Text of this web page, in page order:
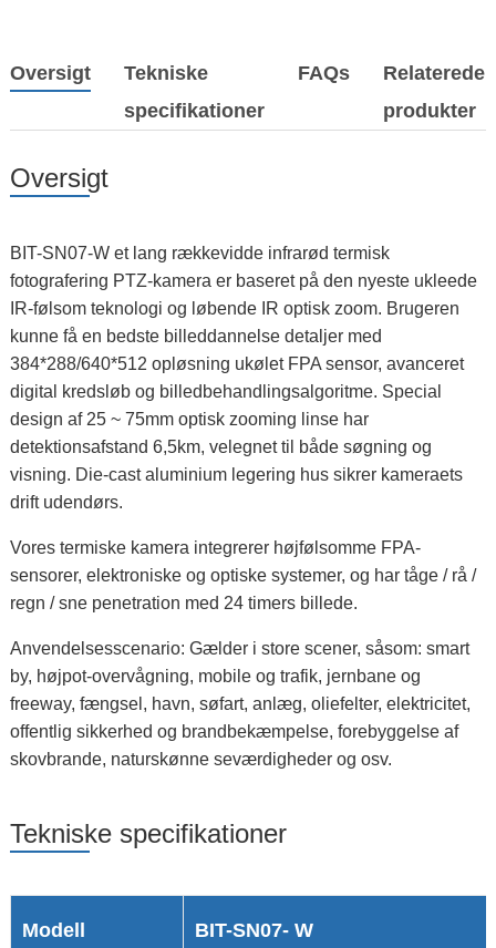
Oversigt
Tekniske
specifikationer
FAQs
Relaterede
produkter
Oversigt
BIT-SN07-W et lang rækkevidde infrarød termisk
fotografering PTZ-kamera er baseret på den nyeste ukleede
IR-følsom teknologi og løbende IR optisk zoom. Brugeren
kunne få en bedste billeddannelse detaljer med
384*288/640*512 opløsning ukølet FPA sensor, avanceret
digital kredsløb og billedbehandlingsalgoritme. Special
design af 25 ~ 75mm optisk zooming linse har
detektionsafstand 6,5km, velegnet til både søgning og
visning. Die-cast aluminium legering hus sikrer kameraets
drift udendørs.
Vores termiske kamera integrerer højfølsomme FPA-
sensorer, elektroniske og optiske systemer, og har tåge / rå /
regn / sne penetration med 24 timers billede.
Anvendelsesscenario: Gælder i store scener, såsom: smart
by, højpot-overvågning, mobile og trafik, jernbane og
freeway, fængsel, havn, søfart, anlæg, oliefelter, elektricitet,
offentlig sikkerhed og brandbekæmpelse, forebyggelse af
skovbrande, naturskønne seværdigheder og osv.
Tekniske specifikationer
Modell BIT-SN07- W